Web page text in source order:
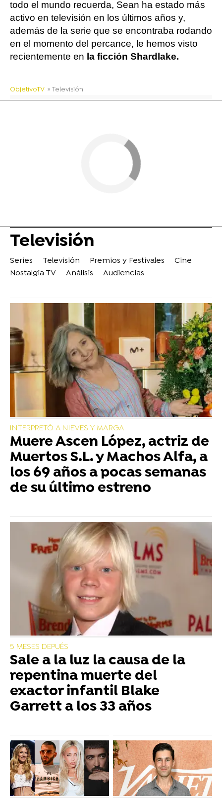
todo el mundo recuerda, Sean ha estado más
activo en televisión en los últimos años y,
además de la serie que se encontraba rodando
en el momento del percance, le hemos visto
recientemente en la ficción Shardlake.
ObjetivoTV » Televisión
Televisión
Series Televisión Premios y Festivales
Cine
Nostalgia TV
Análisis Audiencias
INTERPRETÓ A NIEVES Y MARGA
Muere Ascen López, actriz de
Muertos S.L. y Machos Alfa, a
los 69 años a pocas semanas
de su último estreno
5 MESES DEPUÉS
Sale a la luz la causa de la
repentina muerte del
exactor infantil Blake
Garrett a los 33 años